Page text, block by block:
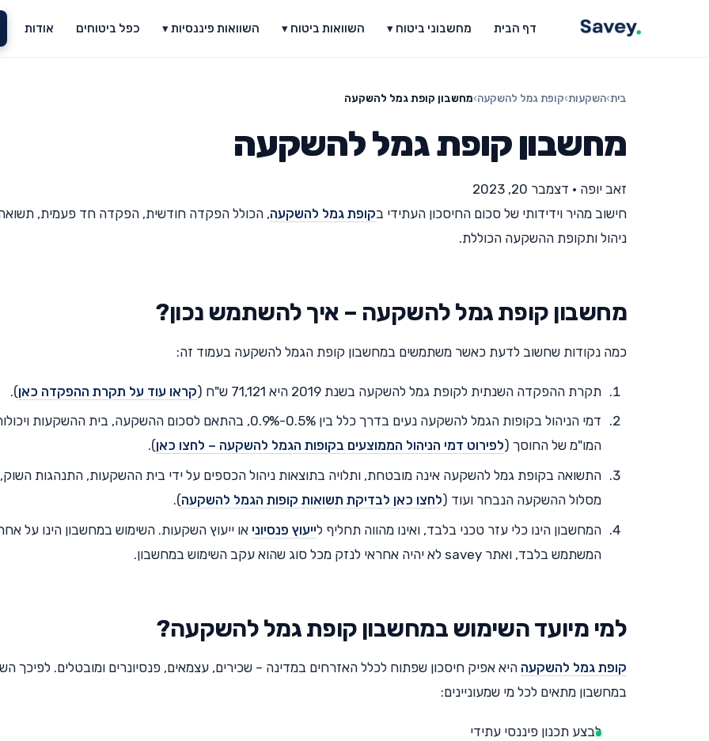
דף הבית מחשבוני ביטוח ▾ השוואות ביטוח ▾ השוואות פיננסיות ▾ כפל ביטוחים אודות
בית›השקעות›קופת גמל להשקעה›מחשבון קופת גמל להשקעה
מחשבון קופת גמל להשקעה
זאב יופה • דצמבר 20, 2023
חישוב מהיר וידידותי של סכום החיסכון העתידי בקופת גמל להשקעה, הכולל הפקדה חודשית, הפקדה חד פעמית,
ניהול ותקופת ההשקעה הכוללת.
מחשבון קופת גמל להשקעה – איך להשתמש נכון?
כמה נקודות שחשוב לדעת כאשר משתמשים במחשבון קופת הגמל להשקעה בעמוד זה:
תקרת ההפקדה השנתית לקופת גמל להשקעה בשנת 2019 היא 71,121 ש"ח ( קראו עוד על תקרת ההפקדה כאן).
דמי הניהול בקופות הגמל להשקעה נעים בדרך כלל בין 0.5%-0.9%, בהתאם לסכום ההשקעה, בית ההשקעות
המו"מ של החוסך (לפירוט דמי הניהול הממוצעים בקופות הגמל להשקעה – לחצו כאן).
התשואה בקופת גמל להשקעה אינה מובטחת, ותלויה בתוצאות ניהול הכספים על ידי בית ההשקעות, התנהגות השוק,
מסלול ההשקעה הנבחר ועוד (לחצו כאן לבדיקת תשואות קופות הגמל להשקעה).
המחשבון הינו כלי עזר טכני בלבד, ואינו מהווה תחליף לייעוץ פנסיוני או ייעוץ השקעות. השימוש במחשבון הינו על
המשתמש בלבד, ואתר savey לא יהיה אחראי לנזק מכל סוג שהוא עקב השימוש במחשבון.
למי מיועד השימוש במחשבון קופת גמל להשקעה?
קופת גמל להשקעה היא אפיק חיסכון שפתוח לכלל האזרחים במדינה – שכירים, עצמאים, פנסיונרים ומובטלים. לפיכך
במחשבון מתאים לכל מי שמעוניינים:
לבצע תכנון פיננסי עתידי